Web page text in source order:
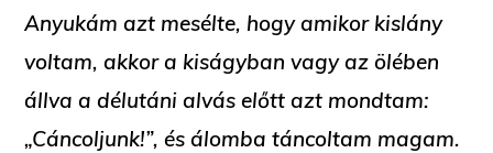
Anyukám azt mesélte, hogy amikor kislány
voltam, akkor a kiságyban vagy az ölében
állva a délutáni alvás előtt azt mondtam:
„Cáncoljunk!”, és álomba táncoltam magam.